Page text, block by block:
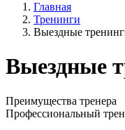
Главная
Тренинги
Выездные
Выездные
Преимущества тренера
Профессиональный